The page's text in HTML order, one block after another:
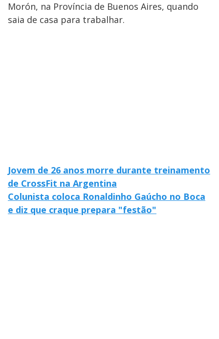
Morón, na Província de Buenos Aires, quando
saia de casa para trabalhar.
Jovem de 26 anos morre durante treinamento
de CrossFit na Argentina
Colunista coloca Ronaldinho Gaúcho no Boca
e diz que craque prepara "festão"